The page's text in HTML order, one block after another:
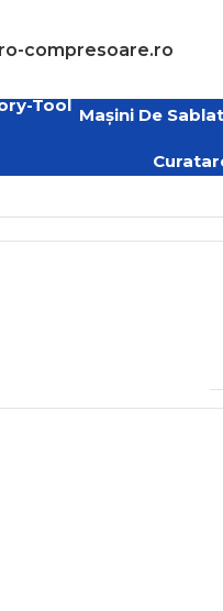
compresoare.ro
Mașini De Sablat